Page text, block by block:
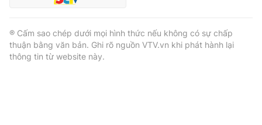
® Cấm sao chép dưới mọi hình thức nếu không có sự chấp
thuận bằng văn bản. Ghi rõ nguồn VTV.vn khi phát hành lại
thông tin từ website này.